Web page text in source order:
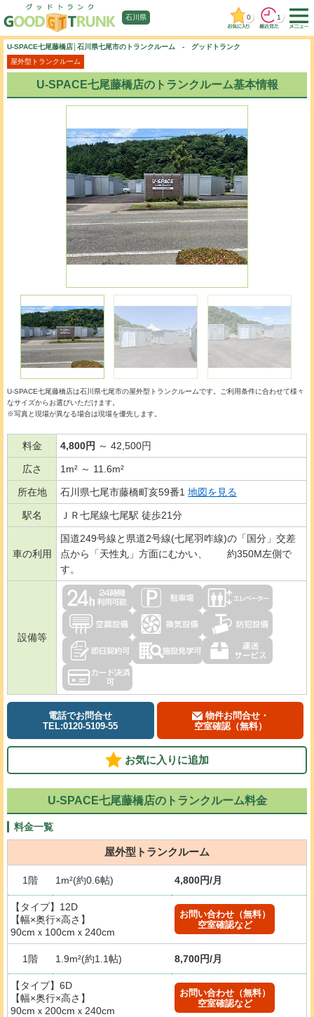
石川県 0 1
U-SPACE七尾藤橋店│石川県七尾市のトランクルーム - グッドトランク
屋外型トランクルーム
U-SPACE七尾藤橋店のトランクルーム基本情報
U-SPACE七尾藤橋店は石川県七尾市の屋外型トランクルームです。ご利用条件に合わせて様々
なサイズからお選びいただけます。
※写真と現場が異なる場合は現場を優先します。
料金 4,800円 ～ 42,500円
広さ 1m² ～ 11.6m²
所在地 石川県七尾市藤橋町亥59番1 地図を見る
駅名 ＪＲ七尾線七尾駅 徒歩21分
車の利用
国道249号線と県道2号線(七尾羽咋線)の「国分」交差
点から「天性丸」方面にむかい、 約350M左側で
す。
設備等
電話でお問合せ
TEL:0120-5109-55
物件お問合せ・
空室確認（無料）
お気に入りに追加
U-SPACE七尾藤橋店のトランクルーム料金
料金一覧
屋外型トランクルーム
1階 1m²(約0.6帖) 4,800円/月
【タイプ】12D
【幅×奥行×高さ】
90cmｘ100cmｘ240cm
お問い合わせ（無料）
空室確認など
1階 1.9m²(約1.1帖) 8,700円/月
【タイプ】6D
【幅×奥行×高さ】
90cmｘ200cmｘ240cm
お問い合わせ（無料）
空室確認など